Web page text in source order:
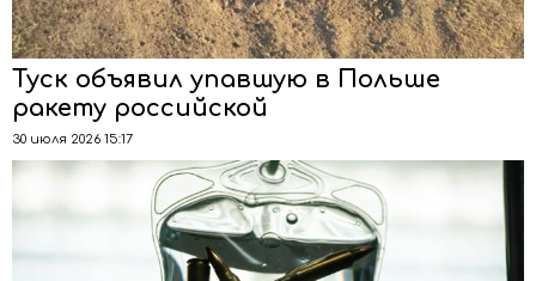
Туск объявил упавшую в Польше
ракету российской
30 июля 2026 15:17